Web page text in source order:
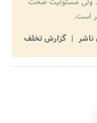
است.
ناشر
گزارش تخلف